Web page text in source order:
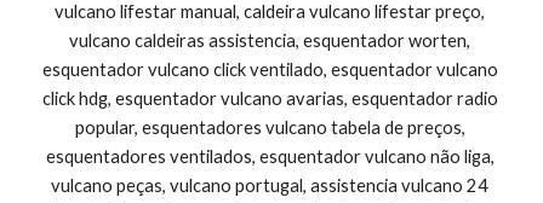
vulcano lifestar manual, caldeira vulcano lifestar preço,
vulcano caldeiras assistencia, esquentador worten,
esquentador vulcano click ventilado, esquentador vulcano
click hdg, esquentador vulcano avarias, esquentador radio
popular, esquentadores vulcano tabela de preços,
esquentadores ventilados, esquentador vulcano não liga,
vulcano peças, vulcano portugal, assistencia vulcano 24